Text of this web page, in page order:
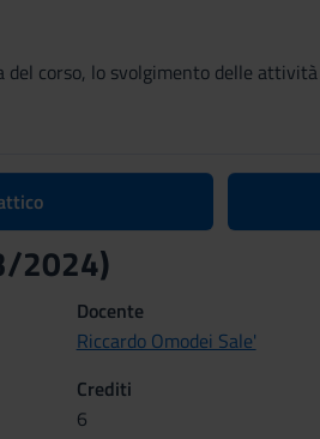
corso, lo svolgimento delle
2024)
Docente
Riccardo Omodei Sale'
Crediti
6